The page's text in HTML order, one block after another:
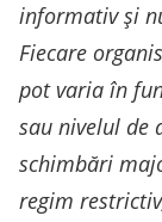
informativ și
Fiecare
pot varia în
sau nivelul de
schimbări
regim